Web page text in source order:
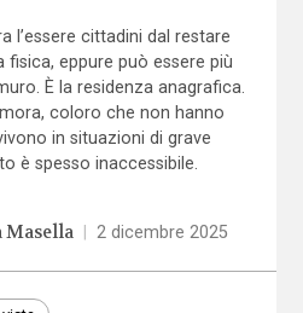
l’essere cittadini dal restare
fisica, eppure può essere più
È la residenza anagrafica.
coloro che non hanno
in situazioni di grave
è spesso inaccessibile.
Masella 2 dicembre 2025